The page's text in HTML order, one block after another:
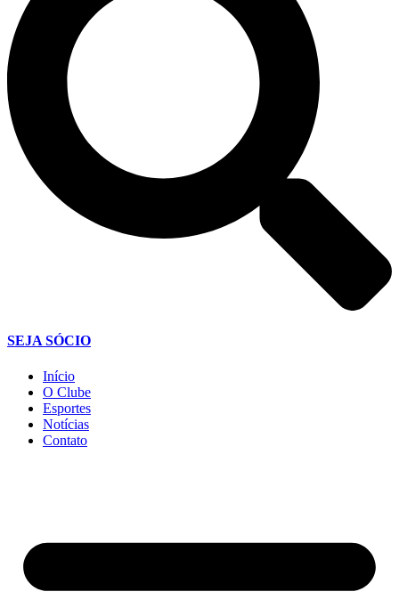
SEJA SÓCIO
Início
O Clube
Esportes
Notícias
Contato